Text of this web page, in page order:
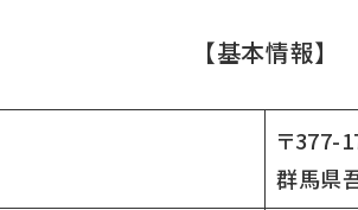
【基本情報】
〒377-
群馬県